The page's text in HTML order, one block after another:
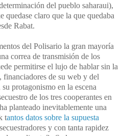
del pueblo saharaui),
quedase claro que la que quedaba
Rabat.
del Polisario la gran mayoría
correa de transmisión de los
permitirse el lujo de hablar sin la
financiadores de su web y del
su protagonismo en la escena
de los tres cooperantes en
planteado inevitablemente una
tantos datos sobre la supuesta
y con tanta rapidez